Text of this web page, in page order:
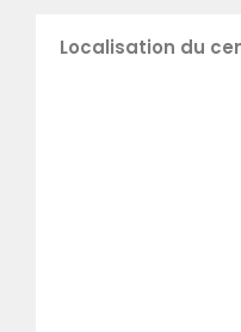
Localisation du